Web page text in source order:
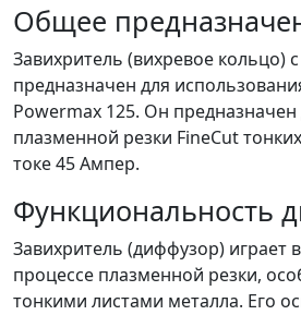
Общее
Завихритель (вихревое кольцо)
предназначен для
Powermax 125. Он
плазменной резки FineCut
токе 45 Ампер.
Функциональность
Завихритель (диффузор) играет
процессе плазменной резки,
тонкими листами металла. Его